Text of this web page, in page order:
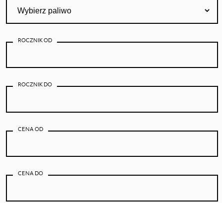
ROCZNIK OD
ROCZNIK DO
CENA OD
CENA DO